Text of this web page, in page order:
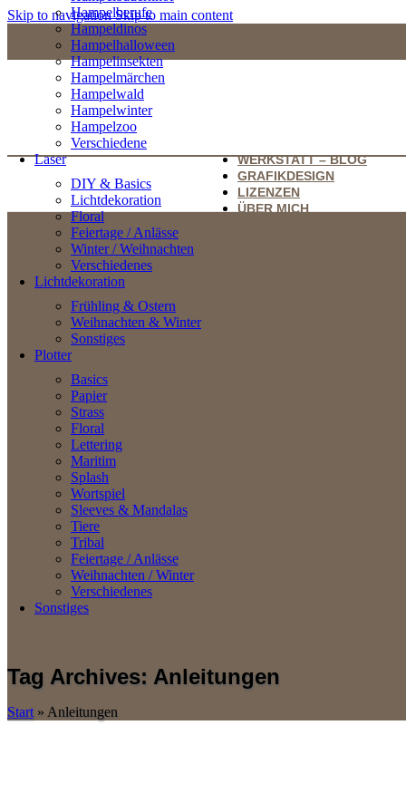
Skip to navigationSkip to main content
Hampelberufe
Hampeldinos
Hampelhalloween
Hampelinsekten
Hampelmärchen
Hampelwald
Hampelwinter
Hampelzoo
Verschiedene
Laser
DIY & Basics
Lichtdekoration
Floral
Feiertage / Anlässe
Winter / Weihnachten
Verschiedenes
Lichtdekoration
Frühling & Ostern
Weihnachten & Winter
Sonstiges
Plotter
Basics
Papier
Strass
Floral
Lettering
Maritim
Splash
Wortspiel
Sleeves & Mandalas
Tiere
Tribal
Feiertage / Anlässe
Weihnachten / Winter
Verschiedenes
Sonstiges
WERKSTATT – BLOG
GRAFIKDESIGN
LIZENZEN
ÜBER MICH
Tag Archives: Anleitungen
Start » Anleitungen